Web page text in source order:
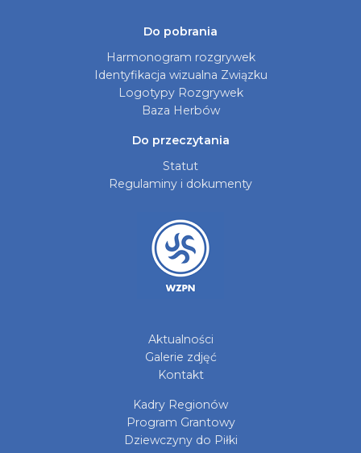
Do pobrania
Harmonogram rozgrywek
Identyfikacja wizualna Związku
Logotypy Rozgrywek
Baza Herbów
Do przeczytania
Statut
Regulaminy i dokumenty
Aktualności
Galerie zdjęć
Kontakt
Kadry Regionów
Program Grantowy
Dziewczyny do Piłki